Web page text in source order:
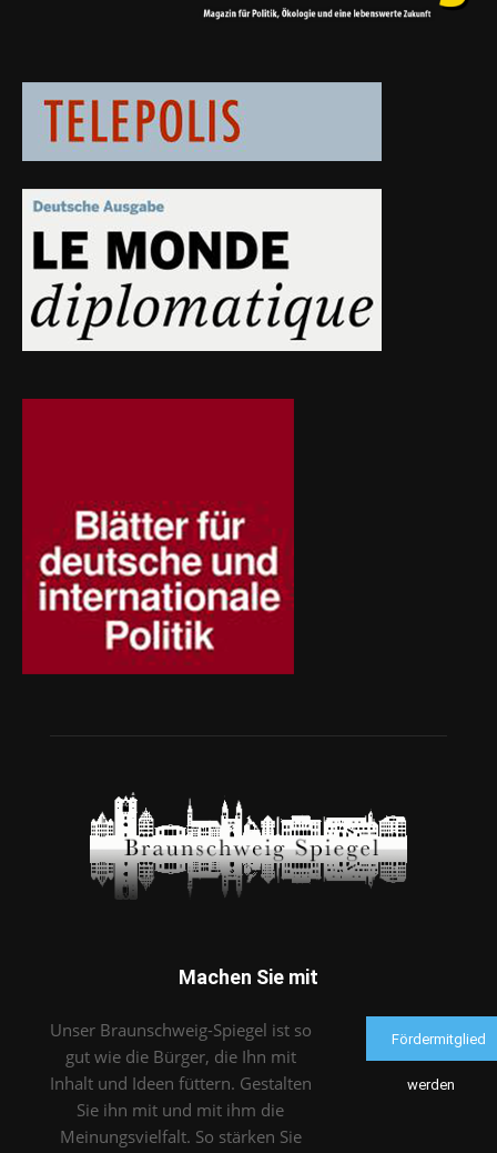
Machen Sie mit
Unser Braunschweig-Spiegel ist so
gut wie die Bürger, die Ihn mit
Inhalt und Ideen füttern. Gestalten
Sie ihn mit und mit ihm die
Meinungsvielfalt. So stärken Sie
Fördermitglied
werden